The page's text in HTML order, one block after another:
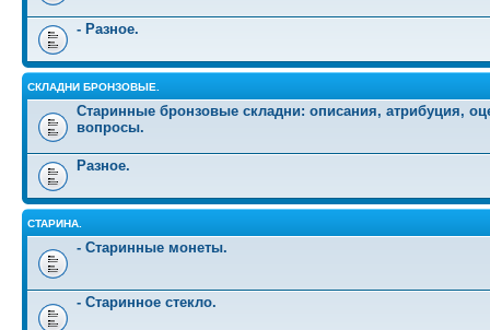
- Разное.
СКЛАДНИ БРОНЗОВЫЕ.
Старинные бронзовые складни: описания, атрибуция,
вопросы.
Разное.
СТАРИНА.
- Старинные монеты.
- Старинное стекло.